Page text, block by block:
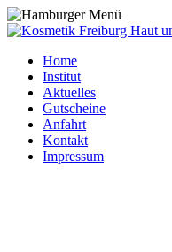
Home
Institut
Aktuelles
Gutscheine
Anfahrt
Kontakt
Impressum